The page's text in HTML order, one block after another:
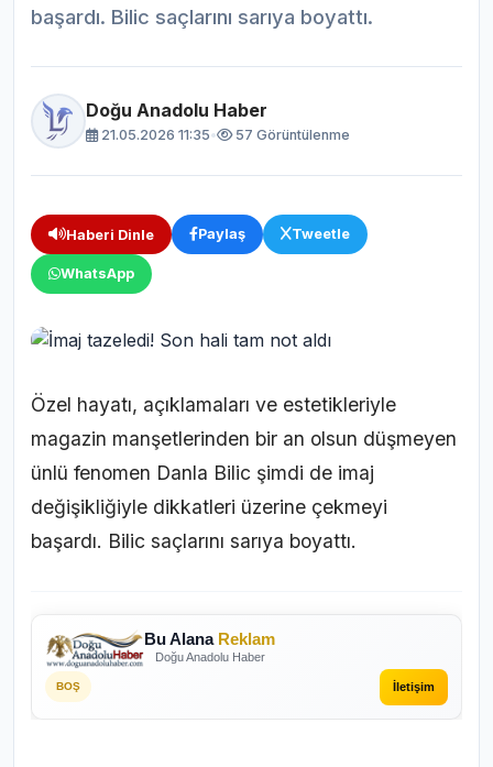
başardı. Bilic saçlarını sarıya boyattı.
Doğu Anadolu Haber
21.05.2026 11:35• 57 Görüntülenme
Haberi Dinle Paylaş Tweetle
WhatsApp
Özel hayatı, açıklamaları ve estetikleriyle
magazin manşetlerinden bir an olsun düşmeyen
ünlü fenomen Danla Bilic şimdi de imaj
değişikliğiyle dikkatleri üzerine çekmeyi
başardı. Bilic saçlarını sarıya boyattı.
Bu Alana Reklam
Doğu Anadolu Haber
BOŞ İletişim